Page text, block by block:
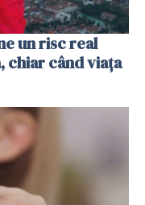
un risc real
chiar când viața